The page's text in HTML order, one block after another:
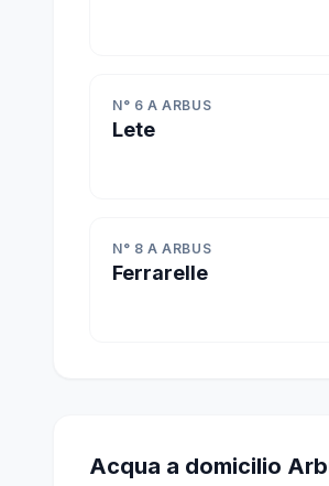
N° 6 A ARBUS
Lete
N° 8 A ARBUS
Ferrarelle
Acqua a domicilio